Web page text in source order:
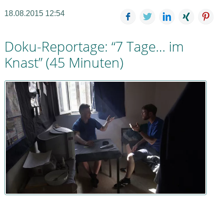
Facebook
Twitter LinkedInXing
18.08.2015 12:54
Doku-Reportage: “7 Tage… im
Knast” (45 Minuten)